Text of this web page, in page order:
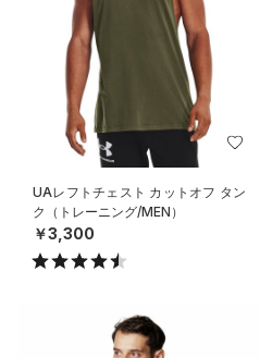
UAレフトチェスト カットオフ タン
ク（トレーニング/MEN）
￥3,300